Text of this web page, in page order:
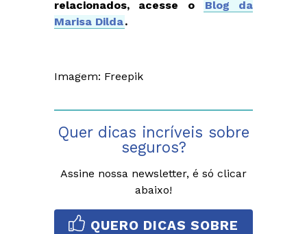
relacionados, acesse o
Blog da
Marisa Dilda.
Imagem: Freepik
Quer dicas incríveis sobre
seguros?
Assine nossa newsletter, é só clicar
abaixo!
QUERO DICAS SOBRE